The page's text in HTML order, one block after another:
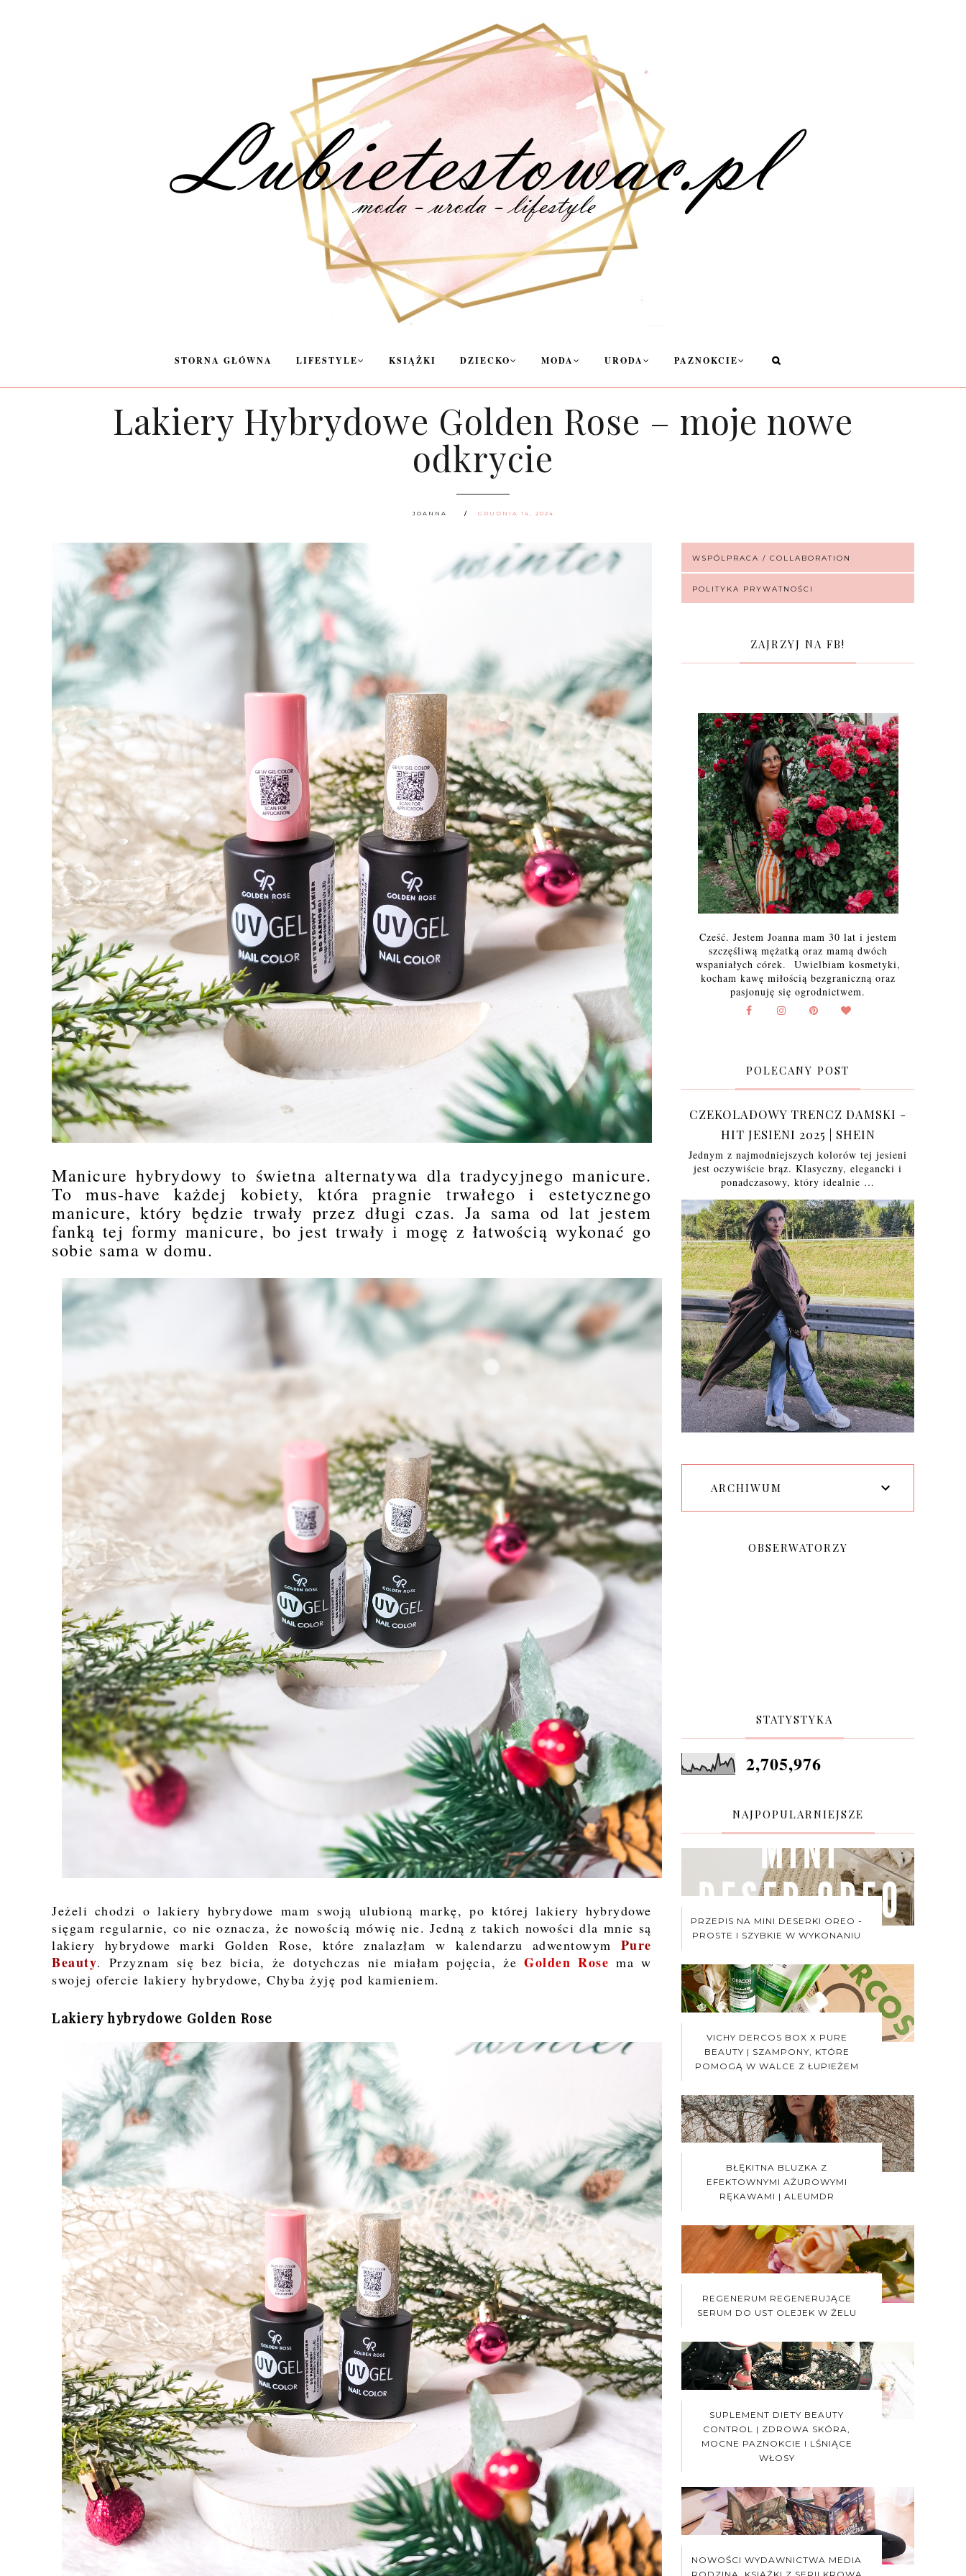
STORNA GŁÓWNA LIFESTYLE KSIĄŻKI DZIECKO MODA URODA PAZNOKCIE
Lakiery Hybrydowe Golden Rose – moje nowe
odkrycie
JOANNA GRUDNIA 14, 2024
Manicure hybrydowy to świetna alternatywa dla tradycyjnego manicure.
To mus-have każdej kobiety, która pragnie trwałego i estetycznego
manicure, który będzie trwały przez długi czas. Ja sama od lat jestem
fanką tej formy manicure, bo jest trwały i mogę z łatwością wykonać go
sobie sama w domu.
Jeżeli chodzi o lakiery hybrydowe mam swoją ulubioną markę, po której lakiery hybrydowe
sięgam regularnie, co nie oznacza, że nowością mówię nie. Jedną z takich nowości dla mnie są
lakiery hybrydowe marki Golden Rose, które znalazłam w kalendarzu adwentowym Pure
Beauty. Przyznam się bez bicia, że dotychczas nie miałam pojęcia, żeGolden Rosema w
swojej ofercie lakiery hybrydowe, Chyba żyję pod kamieniem.
Lakiery hybrydowe Golden Rose
WSPÓLPRACA / COLLABORATION
POLITYKA PRYWATNOŚCI
ZAJRZYJ NA FB!
Cześć. Jestem Joanna mam 30 lat i jestem
szczęśliwą mężatką oraz mamą dwóch
wspaniałych córek. Uwielbiam kosmetyki,
kocham kawę miłością bezgraniczną oraz
pasjonuję się ogrodnictwem.
POLECANY POST
CZEKOLADOWY TRENCZ DAMSKI -
HIT JESIENI 2025 | SHEIN
Jednym z najmodniejszych kolorów tej jesieni
jest oczywiście brąz. Klasyczny, elegancki i
ponadczasowy, który idealnie …
ARCHIWUM
OBSERWATORZY
STATYSTYKA
2,705,976
NAJPOPULARNIEJSZE
PRZEPIS NA MINI DESERKI OREO -
PROSTE I SZYBKIE W WYKONANIU
VICHY DERCOS BOX X PURE
BEAUTY | SZAMPONY, KTÓRE
POMOGĄ W WALCE Z ŁUPIEŻEM
BŁĘKITNA BLUZKA Z
EFEKTOWNYMI AŻUROWYMI
RĘKAWAMI | ALEUMDR
REGENERUM REGENERUJĄCE
SERUM DO UST OLEJEK W ŻELU
SUPLEMENT DIETY BEAUTY
CONTROL | ZDROWA SKÓRA,
MOCNE PAZNOKCIE I LŚNIĄCE
WŁOSY
NOWOŚCI WYDAWNICTWA MEDIA